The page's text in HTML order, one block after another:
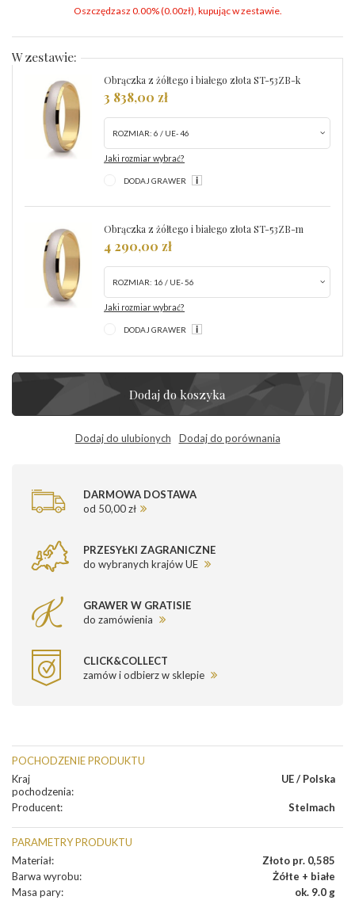
Oszczędzasz 0.00% (0.00zł), kupując w zestawie.
W zestawie:
Obrączka z żółtego i białego złota ST-53ZB-k
3 838,00 zł
ROZMIAR: 6 / UE- 46
Jaki rozmiar wybrać?
DODAJ GRAWER
Obrączka z żółtego i białego złota ST-53ZB-m
4 290,00 zł
ROZMIAR: 16 / UE- 56
Jaki rozmiar wybrać?
DODAJ GRAWER
Dodaj do koszyka
Dodaj do ulubionych Dodaj do porównania
DARMOWA DOSTAWA
od 50,00 zł
PRZESYŁKI ZAGRANICZNE
do wybranych krajów UE
GRAWER W GRATISIE
do zamówienia
CLICK&COLLECT
zamów i odbierz w sklepie
POCHODZENIE PRODUKTU
Kraj
pochodzenia:
UE / Polska
Producent: Stelmach
PARAMETRY PRODUKTU
Materiał:
Złoto pr. 0,585
Barwa wyrobu:
Żółte + białe
Masa pary:
ok. 9.0 g